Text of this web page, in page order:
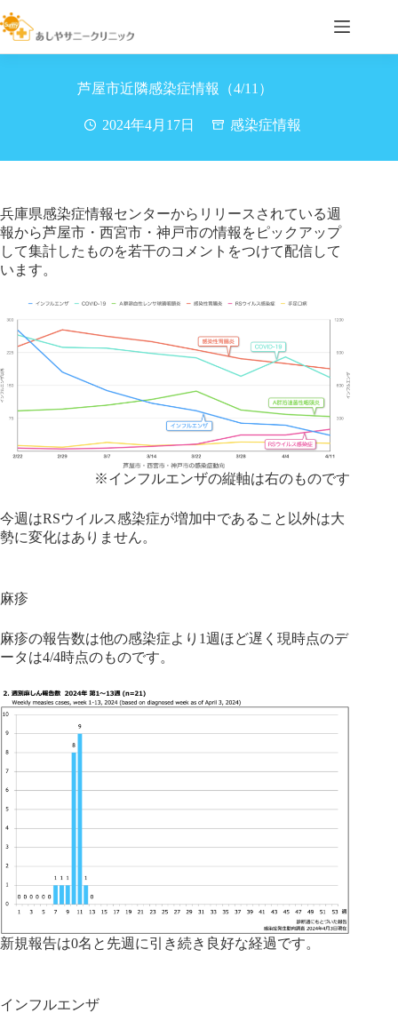
ン
テ
芦屋市近隣感染症情報（4/11）
2024年4月17日 感染症情報
兵庫県感染症情報センターからリリースされている週
報から芦屋市・西宮市・神戸市の情報をピックアップ
して集計したものを若干のコメントをつけて配信して
います。
※インフルエンザの縦軸は右のものです
今週はRSウイルス感染症が増加中であること以外は大
勢に変化はありません。
麻疹
麻疹の報告数は他の感染症より1週ほど遅く現時点のデ
ータは4/4時点のものです。
新規報告は0名と先週に引き続き良好な経過です。
インフルエンザ